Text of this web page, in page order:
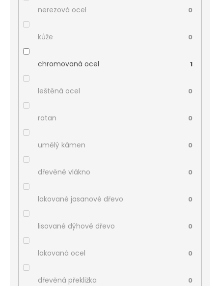
nerezová ocel 0
kůže 0
chromovaná ocel 1
leštěná ocel 0
ratan 0
umělý kámen 0
dřevěné vlákno 0
lakované jasanové dřevo 0
lisované dýhové dřevo 0
lakovaná ocel 0
dřevěná překližka 0